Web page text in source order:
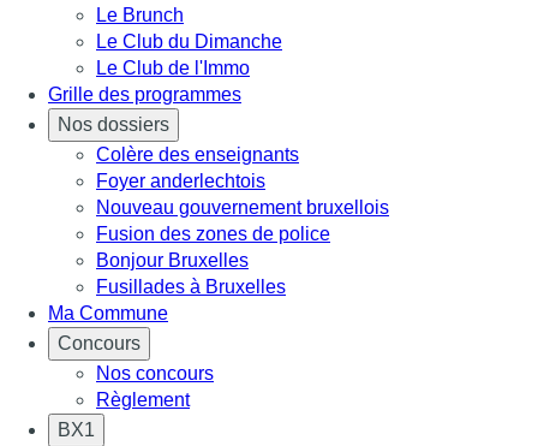
Le Brunch
Le Club du Dimanche
Le Club de l'Immo
Grille des programmes
Nos dossiers
Colère des enseignants
Foyer anderlechtois
Nouveau gouvernement bruxellois
Fusion des zones de police
Bonjour Bruxelles
Fusillades à Bruxelles
Ma Commune
Concours
Nos concours
Règlement
BX1